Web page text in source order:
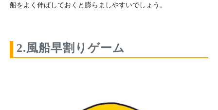
船をよく伸ばしておくと膨らましやすいでしょう。
2.風船早割りゲーム